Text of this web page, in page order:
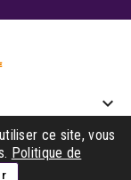
keyboard_arrow_down

ce site, vous
Politique de